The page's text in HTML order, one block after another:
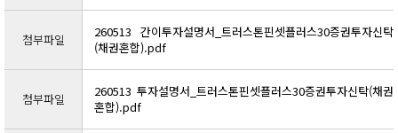
첨부파일
260513 간이투자설명서_트러스톤핀셋플러스30증권투자신탁
(채권혼합).pdf
첨부파일
260513 투자설명서_트러스톤핀셋플러스30증권투자신탁(채권
혼합).pdf